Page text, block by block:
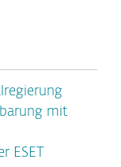
mit
ESET